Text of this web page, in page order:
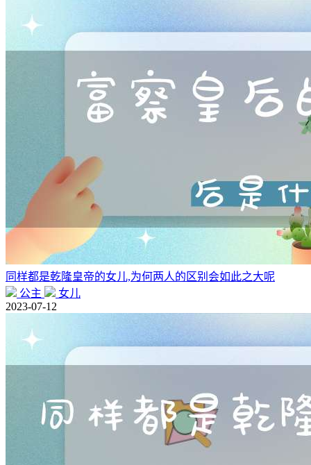
同样都是乾隆皇帝的女儿,为何两人的区别会如此之大呢
公主
女儿
2023-07-12